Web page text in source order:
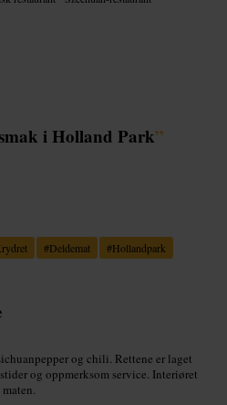
i Holland Park”
#Deldemat #Hollandpark
og chili. Rettene er laget
og oppmerksom service. Interiøret